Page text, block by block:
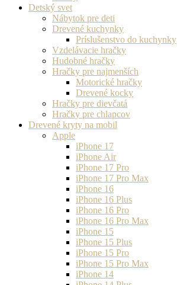
Detský svet
Nábytok pre deti
Drevené kuchynky
Príslušenstvo do kuchynky
Vzdelávacie hračky
Hudobné hračky
Hračky pre najmenších
Motorické hračky
Drevené kocky
Hračky pre dievčatá
Hračky pre chlapcov
Drevené kryty na mobil
Apple
iPhone 17
iPhone Air
iPhone 17 Pro
iPhone 17 Pro Max
iPhone 16
iPhone 16 Plus
iPhone 16 Pro
iPhone 16 Pro Max
iPhone 15
iPhone 15 Plus
iPhone 15 Pro
iPhone 15 Pro Max
iPhone 14